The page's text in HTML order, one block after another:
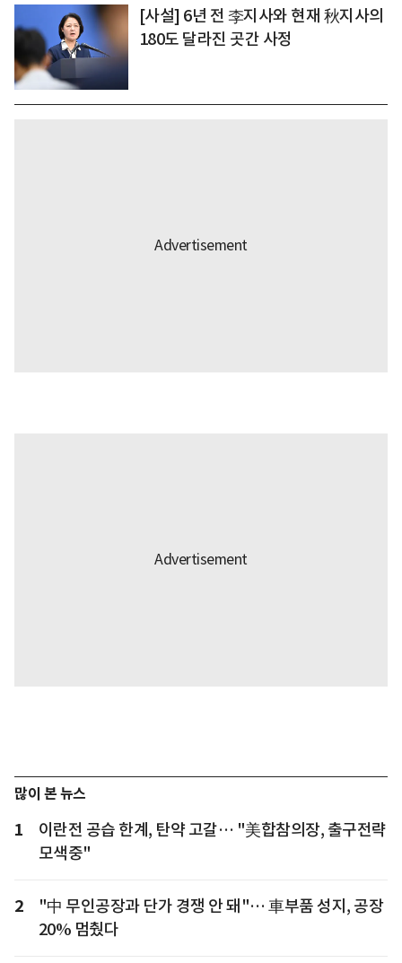
[사설] 6년 전 李지사와 현재 秋지사의
180도 달라진 곳간 사정
많이 본 뉴스
1
이란전 공습 한계, 탄약 고갈… "美합참의장, 출구전략
모색중"
2
"中 무인공장과 단가 경쟁 안 돼"… 車부품 성지, 공장
20% 멈췄다